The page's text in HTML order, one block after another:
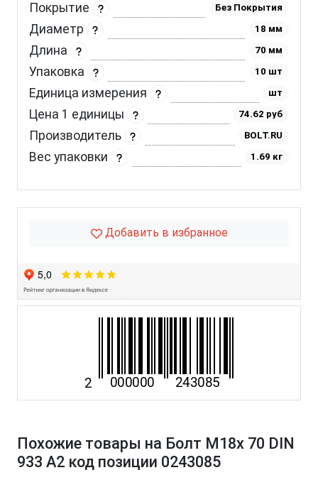
Покрытие Без Покрытия
Диаметр 18 мм
Длина 70 мм
Упаковка 10 шт
Единица измерения шт
Цена 1 единицы 74.62 руб
Производитель BOLT.RU
Вес упаковки 1.69 кг
Добавить в избранное
Похожие товары на Болт М18х 70 DIN
933 A2 код позиции 0243085